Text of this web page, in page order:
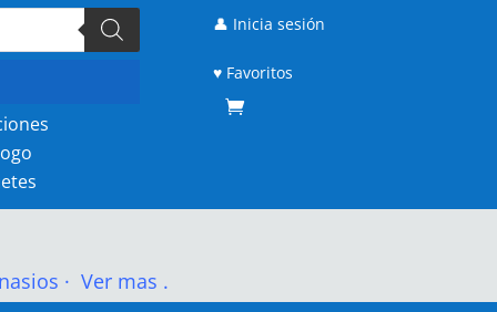
👤 Inicia sesión
♥ Favoritos
· Ver mas .